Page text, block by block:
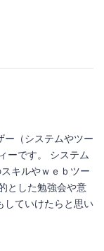
ー（システムやツー
ーです。 システム
キルやｗｅｂツー
とした勉強会や意
していけたらと思い